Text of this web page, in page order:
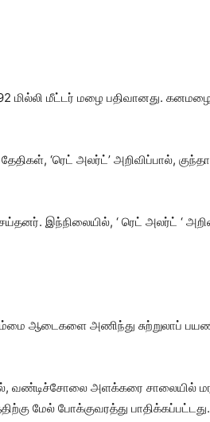
மில்லி மீட்டர் மழை பதிவானது.
‘ரெட் அலர்ட்’ அறிவிப்பால்,
இந்நிலையில், ‘ ரெட் அலர்ட் ‘
ஆடைகளை அணிந்து சுற்றுலாப்
வண்டிச்சோலை அளக்கரை சாலையில்
மேல் போக்குவரத்து பாதிக்கப்பட்டது.